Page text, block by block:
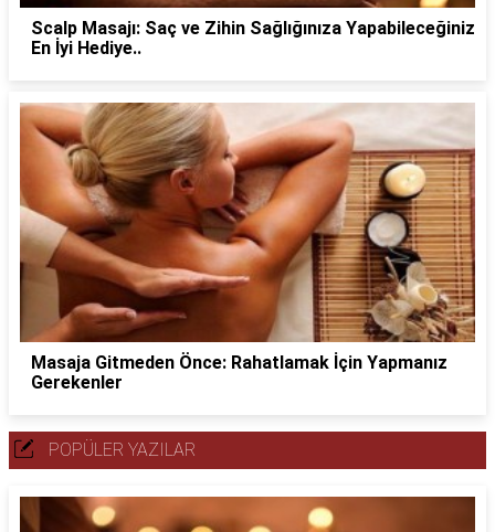
Scalp Masajı: Saç ve Zihin Sağlığınıza Yapabileceğiniz
En İyi Hediye..
Masaja Gitmeden Önce: Rahatlamak İçin Yapmanız
Gerekenler
POPÜLER YAZILAR